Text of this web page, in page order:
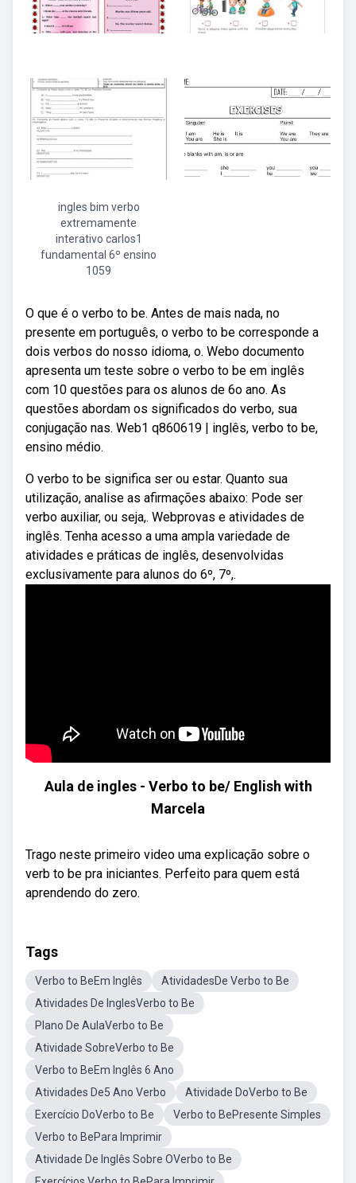
ingles bim verbo
extremamente
interativo carlos1
fundamental 6º ensino
1059
O que é o verbo to be. Antes de mais nada, no
presente em português, o verbo to be corresponde a
dois verbos do nosso idioma, o. Webo documento
apresenta um teste sobre o verbo to be em inglês
com 10 questões para os alunos de 6o ano. As
questões abordam os significados do verbo, sua
conjugação nas. Web1 q860619 | inglês, verbo to be,
ensino médio.
O verbo to be significa ser ou estar. Quanto sua
utilização, analise as afirmações abaixo: Pode ser
verbo auxiliar, ou seja,. Webprovas e atividades de
inglês. Tenha acesso a uma ampla variedade de
atividades e práticas de inglês, desenvolvidas
exclusivamente para alunos do 6º, 7º,.
Aula de ingles - Verbo to be/ English with
Marcela
Trago neste primeiro video uma explicação sobre o
verb to be pra iniciantes. Perfeito para quem está
aprendendo do zero.
Tags
Verbo to BeEm Inglês
AtividadesDe Verbo to Be
Atividades De InglesVerbo to Be
Plano De AulaVerbo to Be
Atividade SobreVerbo to Be
Verbo to BeEm Inglês 6 Ano
Atividades De5 Ano Verbo
Atividade DoVerbo to Be
Exercício DoVerbo to Be
Verbo to BePresente Simples
Verbo to BePara Imprimir
Atividade De Inglês Sobre OVerbo to Be